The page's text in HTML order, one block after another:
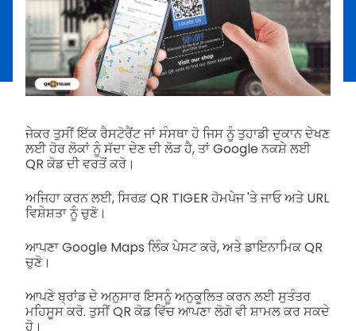
ਜੇਕਰ ਤੁਸੀਂ ਇੱਕ ਰੈਸਟੋਰੈਂਟ ਜਾਂ ਸੰਸਥਾ ਹੋ ਜਿਸ ਨੂੰ ਤੁਹਾਡੀ ਦੁਕਾਨ ਦੇਖਣ
ਲਈ ਹੋਰ ਲੋਕਾਂ ਨੂੰ ਸੱਦਾ ਦੇਣ ਦੀ ਲੋੜ ਹੈ, ਤਾਂ Google ਨਕਸ਼ੇ ਲਈ
QR ਕੋਡ ਦੀ ਵਰਤੋਂ ਕਰੋ।
ਅਜਿਹਾ ਕਰਨ ਲਈ, ਸਿਰਫ਼ QR TIGER ਹੋਮਪੇਜ 'ਤੇ ਜਾਓ ਅਤੇ URL
ਵਿਸ਼ੇਸ਼ਤਾ ਨੂੰ ਚੁਣੋ।
ਆਪਣਾ Google Maps ਲਿੰਕ ਪੇਸਟ ਕਰੋ, ਅਤੇ ਡਾਇਨਾਮਿਕ QR
ਚੁਣੋ।
ਆਪਣੇ ਬ੍ਰਾਂਡ ਦੇ ਅਨੁਸਾਰ ਇਸਨੂੰ ਅਨੁਕੂਲਿਤ ਕਰਨ ਲਈ ਸੁਤੰਤਰ
ਮਹਿਸੂਸ ਕਰੋ. ਤੁਸੀਂ QR ਕੋਡ ਵਿੱਚ ਆਪਣਾ ਲੋਗੋ ਵੀ ਸ਼ਾਮਲ ਕਰ ਸਕਦੇ
ਹੋ।